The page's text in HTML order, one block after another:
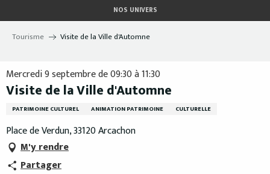
au
contenu
NOS UNIVERS
Tourisme Visite de la Ville d'Automne
Mercredi 9 septembre de 09:30 à 11:30
Visite de la Ville d'Automne
PATRIMOINE CULTUREL ANIMATION PATRIMOINE CULTURELLE
Place de Verdun, 33120 Arcachon
M'y rendre
Partager